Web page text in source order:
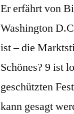
Er erfährt von
Washington
ist – die
Schönes? 9 ist
geschützten
kann gesagt